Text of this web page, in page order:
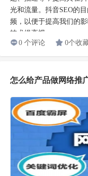
光和流量。抖音SEO的
频，以便于提高我们的
技术提高视...
0 个评论
0个收
怎么给产品做网络推